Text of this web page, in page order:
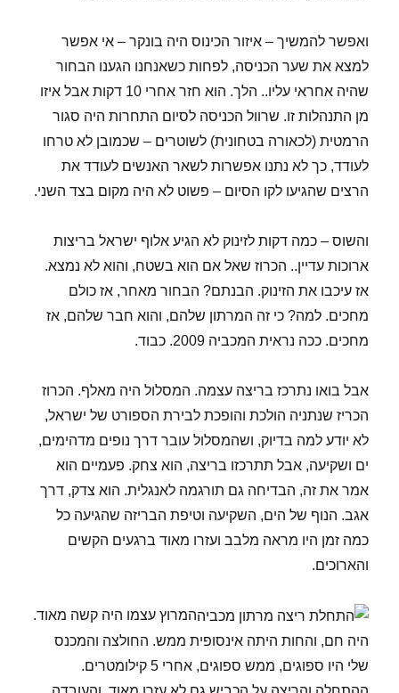
ואפשר להמשיך – איזור הכינוס היה בונקר – אי אפשר
למצא את שער הכניסה, לפחות כשאנחנו הגענו הבחור
שהיה אחראי עליו.. הלך. הוא חזר אחרי 10 דקות אבל איזו
מן התנהלות זו. שרוול הכניסה לסיום התחרות היה סגור
הרמטית (לכאורה בטחונית) לשוטרים – שכמובן לא טרחו
לעודד, כך לא נתנו אפשרות לשאר האנשים לעודד את
הרצים שהגיעו לקו הסיום – פשוט לא היה מקום בצד השני.
והשוס – כמה דקות לזינוק לא הגיע אלוף ישראל בריצות
ארוכות עדיין.. הכרוז שאל אם הוא בשטח, והוא לא נמצא.
אז עיכבו את הזינוק. הבנתם? הבחור מאחר, אז כולם
מחכים. למה? כי זה המרתון שלהם, והוא חבר שלהם, אז
מחכים. ככה נראית המכביה 2009. כבוד.
אבל בואו נתרכז בריצה עצמה. המסלול היה מאלף. הכרוז
הכריז שנתניה הולכת והופכת לבירת הספורט של ישראל,
לא יודע למה בדיוק, ושהמסלול עובר דרך נופים מדהימים,
ים ושקיעה, אבל תתרכזו בריצה, הוא צחק. פעמיים הוא
אמר את זה, הבדיחה גם תורגמה לאנגלית. הוא צדק, דרך
אגב. הנוף של הים, השקיעה וטיפת הבריזה שהגיעה כל
כמה זמן היו מראה מלבב ועזרו מאוד ברגעים הקשים
והארוכים.
המרוץ עצמו היה קשה מאוד.
היה חם, והחות היתה אינסופית ממש. החולצה והמכנס
שלי היו ספוגים, ממש ספוגים, אחרי 5 קילומטרים.